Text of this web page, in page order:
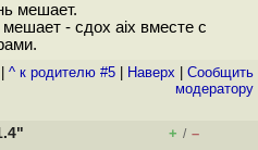
мешает.
мешает - сдох aix вместе с
^ к родителю #5 Наверх
Cообщить
модератору
+ / –